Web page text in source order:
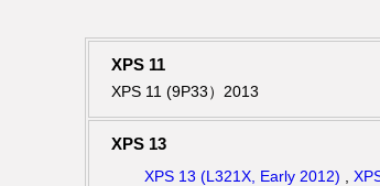
XPS 11
XPS 11 (9P33）2013
XPS 13
XPS 13 (L321X, Early 2012)